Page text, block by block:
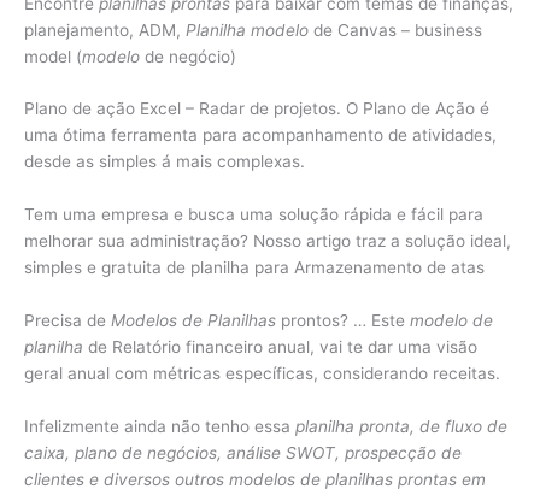
planejamento, ADM, Planilha modelo de Canvas – business
model (modelo de negócio)
Plano de ação Excel – Radar de projetos. O Plano de Ação é
uma ótima ferramenta para acompanhamento de atividades,
desde as simples á mais complexas.
Tem uma empresa e busca uma solução rápida e fácil para
melhorar sua administração? Nosso artigo traz a solução ideal,
simples e gratuita de planilha para Armazenamento de atas
Precisa de Modelos de Planilhas prontos? … Este modelo de
planilha de Relatório financeiro anual, vai te dar uma visão
geral anual com métricas específicas, considerando receitas.
Infelizmente ainda não tenho essa planilha pronta, de fluxo de
caixa, plano de negócios, análise SWOT, prospecção de
clientes e diversos outros modelos de planilhas prontas em